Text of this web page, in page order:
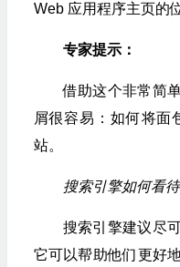
Web 应用程序主页的
专家提示：
借助这个非常简
屑很容易：如何将面
站。
搜索引擎如何看
搜索引擎建议尽
它可以帮助他们更好